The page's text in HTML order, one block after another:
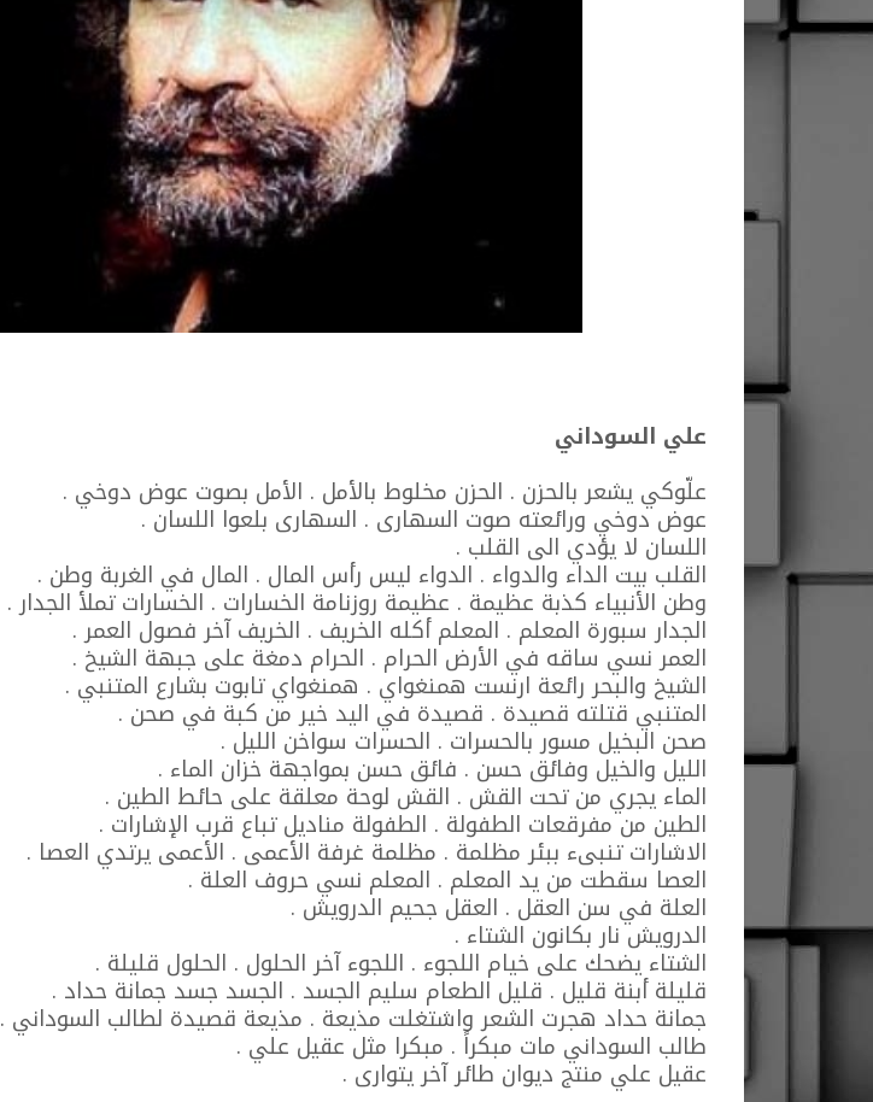
علي السوداني
علّوكي يشعر بالحزن . الحزن مخلوط بالأمل . الأمل بصوت عوض دوخي .
عوض دوخي ورائعته صوت السهارى . السهارى بلعوا اللسان .
اللسان لا يؤدي الى القلب .
القلب بيت الداء والدواء . الدواء ليس رأس المال . المال في الغربة وطن .
وطن الأنبياء كذبة عظيمة . عظيمة روزنامة الخسارات . الخسارات تملأ الجدار .
الجدار سبورة المعلم . المعلم أكله الخريف . الخريف آخر فصول العمر .
العمر نسي ساقه في الأرض الحرام . الحرام دمغة على جبهة الشيخ .
الشيخ والبحر رائعة ارنست همنغواي . همنغواي تابوت بشارع المتنبي .
المتنبي قتلته قصيدة . قصيدة في اليد خير من كبة في صحن .
صحن البخيل مسور بالحسرات . الحسرات سواخن الليل .
الليل والخيل وفائق حسن . فائق حسن بمواجهة خزان الماء .
الماء يجري من تحت القش . القش لوحة معلقة على حائط الطين .
الطين من مفرقعات الطفولة . الطفولة مناديل تباع قرب الإشارات .
الاشارات تنبىء ببئر مظلمة . مظلمة غرفة الأعمى . الأعمى يرتدي العصا .
العصا سقطت من يد المعلم . المعلم نسي حروف العلة .
العلة في سن العقل . العقل جحيم الدرويش .
الدرويش نار بكانون الشتاء .
الشتاء يضحك على خيام اللجوء . اللجوء آخر الحلول . الحلول قليلة .
قليلة أبنة قليل . قليل الطعام سليم الجسد . الجسد جسد جمانة حداد .
جمانة حداد هجرت الشعر واشتغلت مذيعة . مذيعة قصيدة لطالب السوداني .
طالب السوداني مات مبكراً . مبكرا مثل عقيل علي .
عقيل علي منتج ديوان طائر آخر يتوارى .